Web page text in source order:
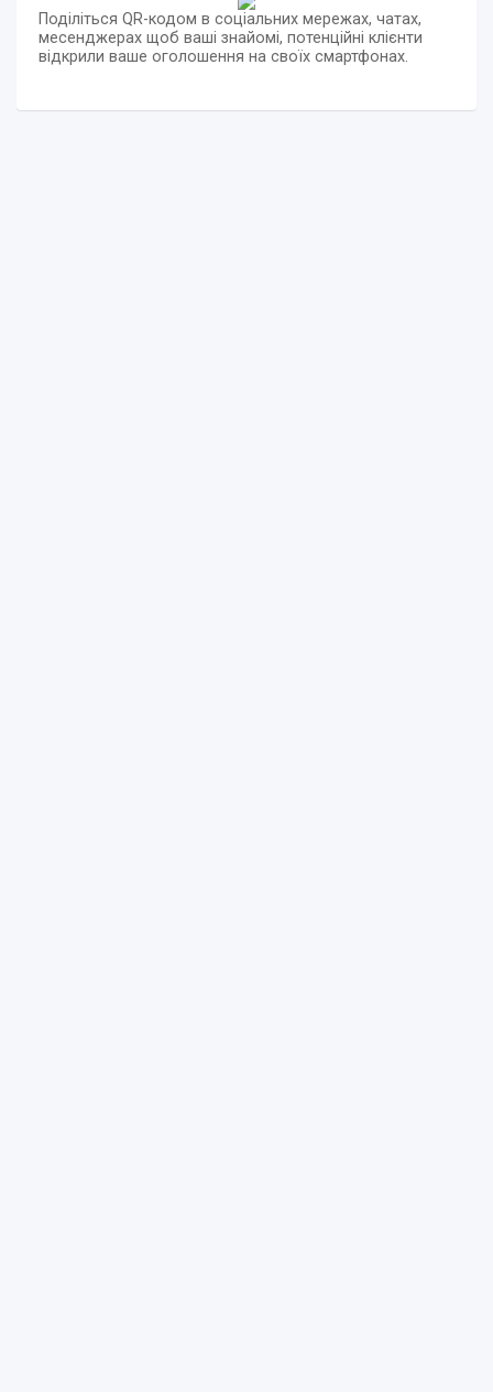
Поділіться QR-кодом в соціальних мережах, чатах,
месенджерах щоб ваші знайомі, потенційні клієнти
відкрили ваше оголошення на своїх смартфонах.